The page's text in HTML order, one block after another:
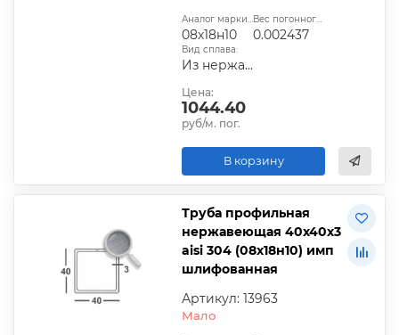
Аналог марки стали:
08х18н10
Вес погонного метра, т.:
0.002437
Вид сплава:
Из нержавеющей стали
Цена:
1044.40
руб/м. пог.
В корзину
Труба профильная
нержавеющая 40х40х3
aisi 304 (08х18н10) имп
шлифованная
Артикул: 13963
Мало